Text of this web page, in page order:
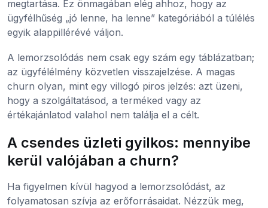
megtartása. Ez önmagában elég ahhoz, hogy az
ügyfélhűség „jó lenne, ha lenne” kategóriából a túlélés
egyik alappillérévé váljon.
A lemorzsolódás nem csak egy szám egy táblázatban;
az ügyfélélmény közvetlen visszajelzése. A magas
churn olyan, mint egy villogó piros jelzés: azt üzeni,
hogy a szolgáltatásod, a terméked vagy az
értékajánlatod valahol nem találja el a célt.
A csendes üzleti gyilkos: mennyibe
kerül valójában a churn?
Ha figyelmen kívül hagyod a lemorzsolódást, az
folyamatosan szívja az erőforrásaidat. Nézzük meg,